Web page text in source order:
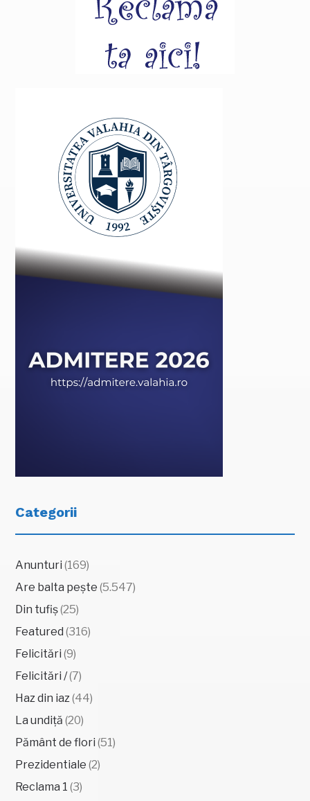
Categorii
Anunturi (169)
Are balta pește (5.547)
Din tufiș(25)
Featured (316)
Felicitări (9)
Felicitări /(7)
Haz din iaz(44)
La undiță (20)
Pământ de flori (51)
Prezidentiale (2)
Reclama 1 (3)